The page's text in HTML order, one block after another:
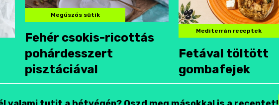
Megúszós sütik
Fehér csokis-ricottás
pohárdesszert
pisztáciával
Mediterrán receptek
Fetával töltött
gombafejek